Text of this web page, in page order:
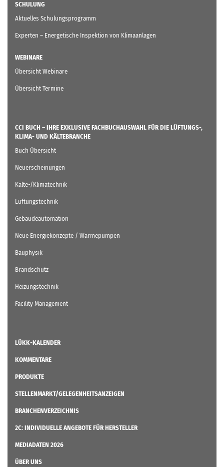
SCHULUNG
Aktuelles Schulungsprogramm
Experten – Energetische Inspektion von Klimaanlagen
WEBINARE
Übersicht Webinare
Übersicht Termine
CCI BUCH – IHRE EXKLUSIVE FACHBUCHAUSWAHL FÜR DIE LÜFTUNGS-,
KLIMA- UND KÄLTEBRANCHE
Buch Übersicht
Neuerscheinungen
Kälte-/Klimatechnik
Lüftungstechnik
Gebäudeautomation
Neue Energiekonzepte / Wärmepumpen
Bauphysik
Brandschutz
Heizungstechnik
Facility Management
LÜKK-KALENDER
KOMMENTARE
PRODUKTE
STELLENMARKT/GELEGENHEITSANZEIGEN
BRANCHENVERZEICHNIS
2C: INDIVIDUELLE ANGEBOTE FÜR HERSTELLER
MEDIADATEN 2026
ÜBER UNS